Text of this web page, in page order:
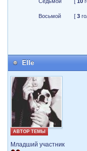
Восьмой [ 3
Elle
АВТОР ТЕМЫ
Младший участник